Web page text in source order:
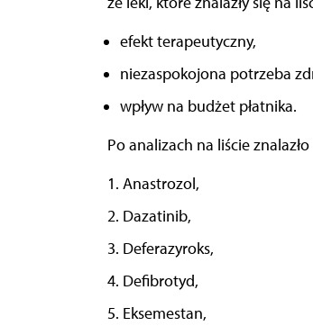
efekt terapeutyczny,
niezaspokojona potrzeba
wpływ na budżet płatnika.
Po analizach na liście
1. Anastrozol,
2. Dazatinib,
3. Deferazyroks,
4. Defibrotyd,
5. Eksemestan,